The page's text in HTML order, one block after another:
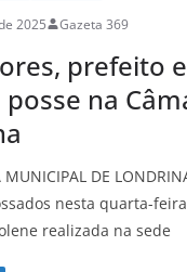
2025 Gazeta 369
prefeito
na
MUNICIPAL DE
nesta quarta-
realizada na sede